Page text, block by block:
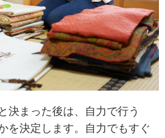
決まった後は、自力で行う
を決定します。自力でもすぐ